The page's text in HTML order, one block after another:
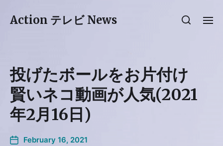
Action テレビ News
投げたボールをお片付け
賢いネコ動画が人気(2021
年2月16日)
February 16, 2021